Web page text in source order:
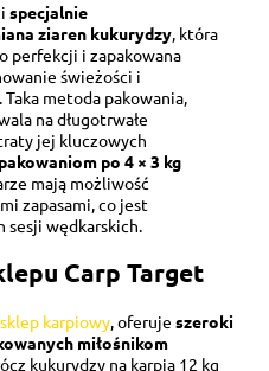
specjalnie
ziaren kukurydzy, która
perfekcji i zapakowana
świeżości i
metoda pakowania,
na długotrwałe
jej kluczowych
po 4 × 3 kg
mają możliwość
zapasami, co jest
sesji wędkarskich.
Carp Target
sklep karpiowy, oferuje szeroki
miłośnikom
kukurydzy na karpia 12 kg